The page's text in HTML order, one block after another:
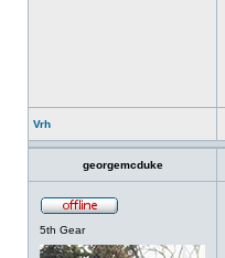
Vrh
georgemcduke
5th Gear